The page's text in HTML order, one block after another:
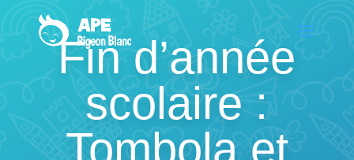
Fin d’année
scolaire :
Tombola et